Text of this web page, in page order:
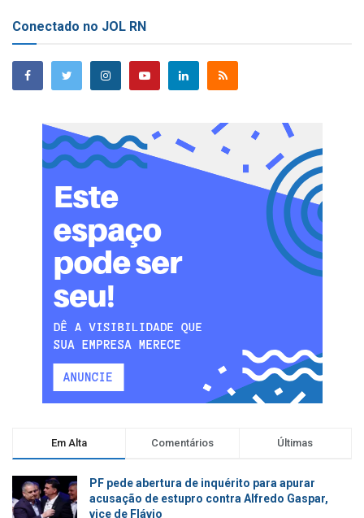
Conectado no JOL RN
Em Alta Comentários Últimas
PF pede abertura de inquérito para apurar
acusação de estupro contra Alfredo Gaspar,
vice de Flávio